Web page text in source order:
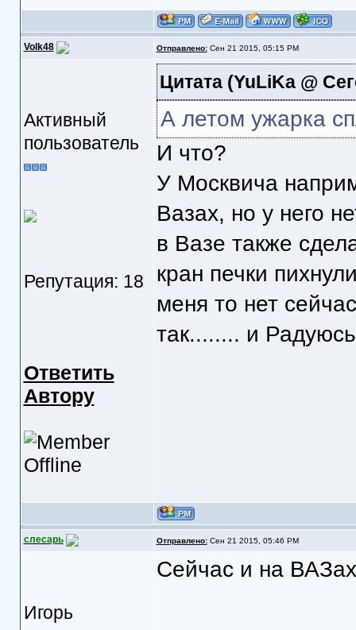
Volk48 Отправлено:Сен 21 2015, 05:15 PM
Активный
пользователь
Репутация: 18
Ответить
Автору
Цитата(YuLiKa @
А летом ужарка
И что?
У Москвича
Вазах, но у него
в Вазе также
кран печки
меня то нет
так........ и
слесарь Отправлено:Сен 21 2015, 05:46 PM
Игорь
Сейчас и на